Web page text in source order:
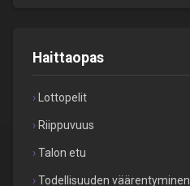
Haittaopas
Lottopelit
Riippuvuus
Talon etu
Todellisuuden väärentyminen